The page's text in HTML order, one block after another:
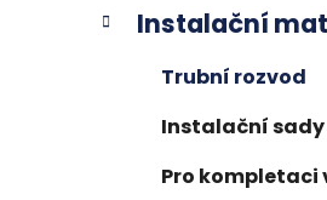
n
i
Instalační
Trubní rozvod
Instalační sady
Pro kompletaci